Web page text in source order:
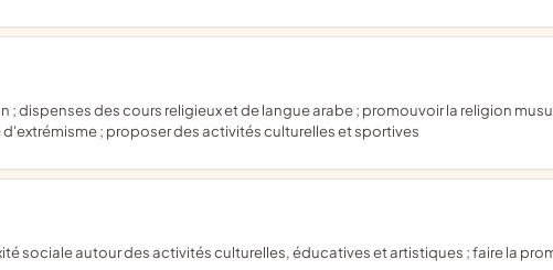
; proposer des activités culturelles et sportives